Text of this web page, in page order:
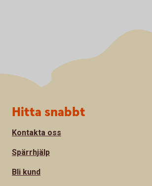
Sidfot
Hitta snabbt
Kontakta oss
Spärrhjälp
Bli kund